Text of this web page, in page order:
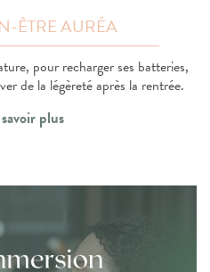
ÊTRE AURÉA
pour recharger ses batteries,
de la légèreté après la rentrée.
plus